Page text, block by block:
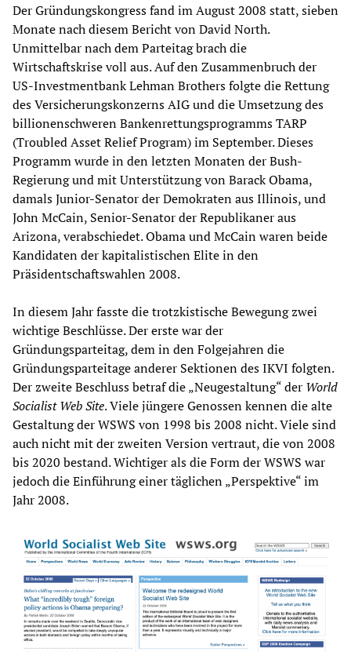
Der Gründungskongress fand im August 2008 statt, sieben
Monate nach diesem Bericht von David North.
Unmittelbar nach dem Parteitag brach die
Wirtschaftskrise voll aus. Auf den Zusammenbruch der
US-Investmentbank Lehman Brothers folgte die Rettung
des Versicherungskonzerns AIG und die Umsetzung des
billionenschweren Bankenrettungsprogramms TARP
(Troubled Asset Relief Program) im September. Dieses
Programm wurde in den letzten Monaten der Bush-
Regierung und mit Unterstützung von Barack Obama,
damals Junior-Senator der Demokraten aus Illinois, und
John McCain, Senior-Senator der Republikaner aus
Arizona, verabschiedet. Obama und McCain waren beide
Kandidaten der kapitalistischen Elite in den
Präsidentschaftswahlen 2008.
In diesem Jahr fasste die trotzkistische Bewegung zwei
wichtige Beschlüsse. Der erste war der
Gründungsparteitag, dem in den Folgejahren die
Gründungsparteitage anderer Sektionen des IKVI folgten.
Der zweite Beschluss betraf die „Neugestaltung“ der World
Socialist Web Site. Viele jüngere Genossen kennen die alte
Gestaltung der WSWS von 1998 bis 2008 nicht. Viele sind
auch nicht mit der zweiten Version vertraut, die von 2008
bis 2020 bestand. Wichtiger als die Form der WSWS war
jedoch die Einführung einer täglichen „Perspektive“ im
Jahr 2008.